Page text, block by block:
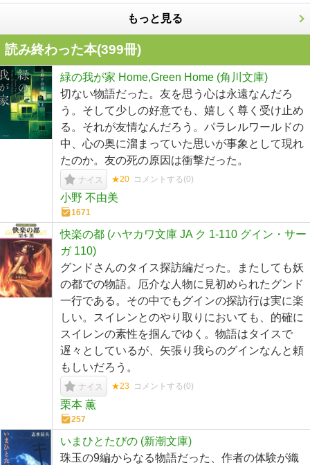
もっと見る
読み終わった本(399冊)
緑の我が家 Home,Green Home (角川文庫)
切ない物語だった。友を思う心は永遠なんだろ
う。そして少しの好意でも、嬉しく尊く受け止め
る。それが友情なんだろう。パラレルワールドの
中、心の奥に溜まっていた思いが事象として現れ
たのか。友の死の原因は衝撃だった。
ナイス ★20 コメントする(0)
小野 不由美
1671
快楽の都 (ハヤカワ文庫 JA ク 1-110 グイン・サー
ガ 110)
グンドさんのタイス探訪編だった。またしても妖
の都での物語。厄介な人物に見初められたグンド
一行である。その中でもグインの探訪行は実に楽
しい。スイレンとのやり取りにおいても、的確に
スイレンの素性を掴んでゆく。物語はタイスで
遅々としているが、矢張り我らのグインなんと頼
もしいだろう。
ナイス ★23 コメントする(0)
栗本 薫
257
いまひとたびの (新潮文庫)
珠玉の9編からなる物語だった、作者の体験が織